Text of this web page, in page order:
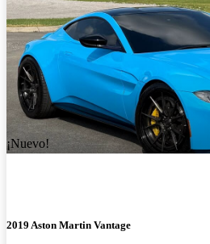
¡Nuevo!
2019 Aston Martin Vantage